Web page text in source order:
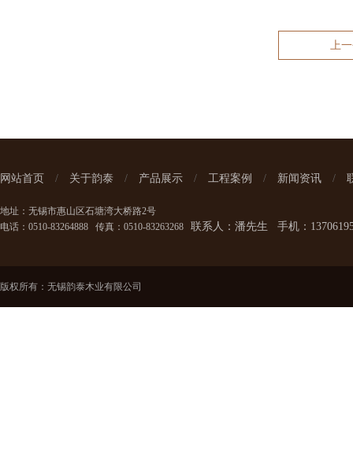
上
网站首页 / 关于韵泰 / 产品展示 / 工程案例 / 新闻资讯 /
地址：无锡市惠山区石塘湾大桥路2号
电话：0510-83264888 传真：0510-83263268 联系人：潘先生 手机：
版权所有：无锡韵泰木业有限公司